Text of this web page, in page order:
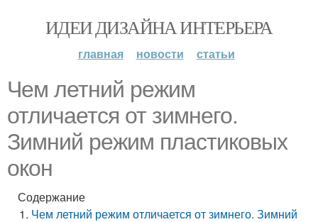
ИДЕИ ДИЗАЙНА ИНТЕРЬЕРА
главная новости статьи
Чем летний режим
отличается от зимнего.
Зимний режим пластиковых
окон
Содержание
Чем летний режим отличается от зимнего. Зимний